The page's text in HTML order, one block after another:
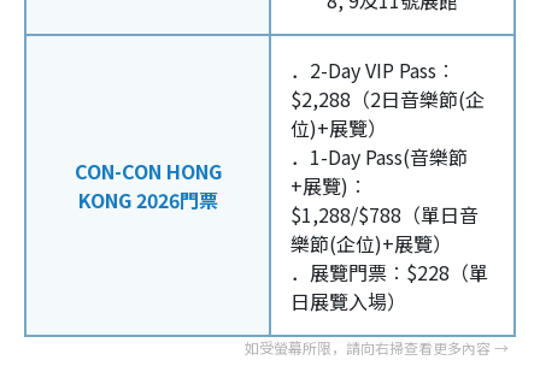
CON-CON HONG
KONG 2026門票
．2-Day VIP Pass︰
$2,288（2日音樂節(企
位)+展覽）
．1-Day Pass(音樂節
+展覽)︰
$1,288/$788（單日音
樂節(企位)+展覽）
．展覽門票︰$228（單
日展覽入場）